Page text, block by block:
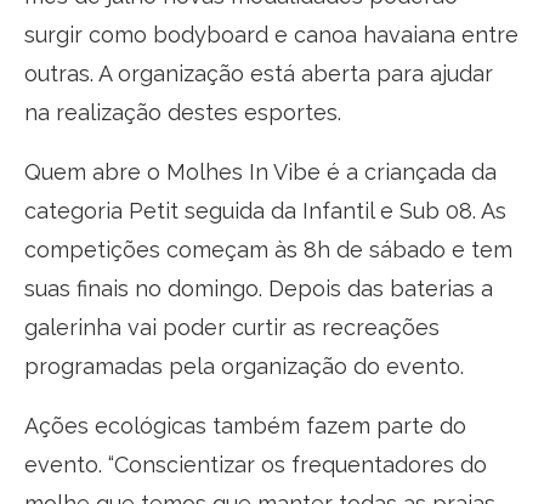
surgir como bodyboard e canoa havaiana entre
outras. A organização está aberta para ajudar
na realização destes esportes.
Quem abre o Molhes In Vibe é a criançada da
categoria Petit seguida da Infantil e Sub 08. As
competições começam às 8h de sábado e tem
suas finais no domingo. Depois das baterias a
galerinha vai poder curtir as recreações
programadas pela organização do evento.
Ações ecológicas também fazem parte do
evento. “Conscientizar os frequentadores do